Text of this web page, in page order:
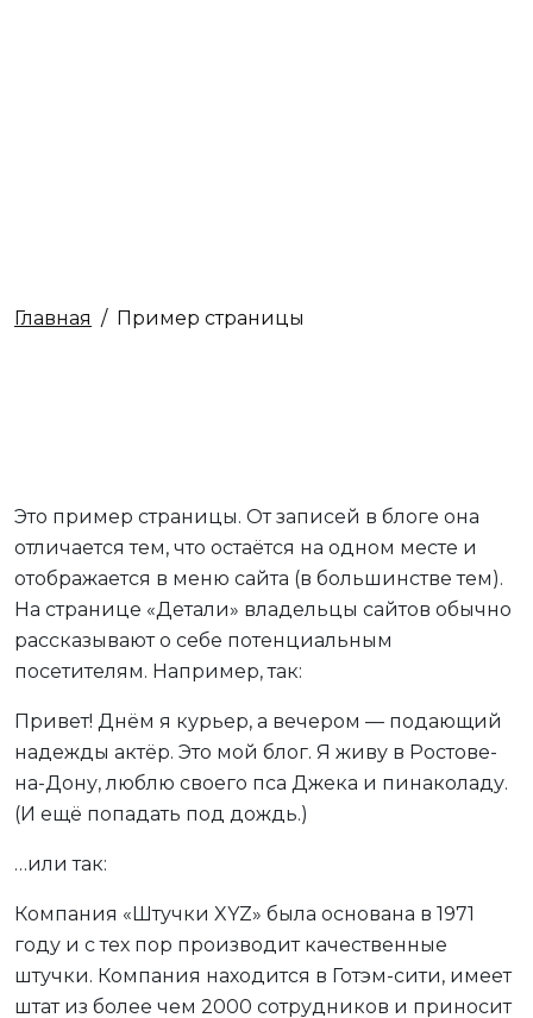
Главная Пример страницы
Это пример страницы. От записей в блоге она
отличается тем, что остаётся на одном месте и
отображается в меню сайта (в большинстве тем).
На странице «Детали» владельцы сайтов обычно
рассказывают о себе потенциальным
посетителям. Например, так:
Привет! Днём я курьер, а вечером — подающий
надежды актёр. Это мой блог. Я живу в Ростове-
на-Дону, люблю своего пса Джека и пинаколаду.
(И ещё попадать под дождь.)
…или так:
Компания «Штучки XYZ» была основана в 1971
году и с тех пор производит качественные
штучки. Компания находится в Готэм-сити, имеет
штат из более чем 2000 сотрудников и приносит